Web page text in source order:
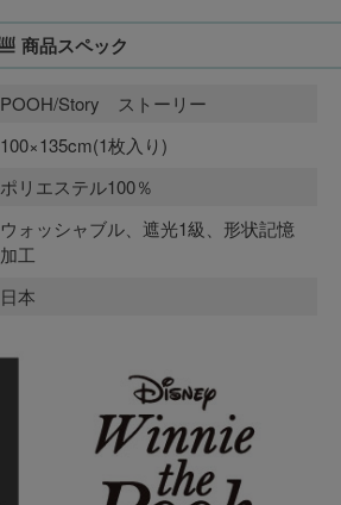
商品スペック
POOH/Story ストーリー
100×135cm(1枚入り)
ポリエステル100％
ウォッシャブル、遮光1級、形状記憶
加工
日本